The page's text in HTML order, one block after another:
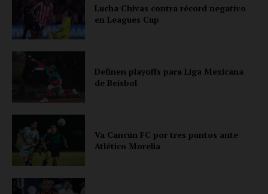
Información Propietaria / Financiación
Mi cuenta
Lucha Chivas contra récord negativo
en Leagues Cup
Definen playoffs para Liga Mexicana
de Beisbol
Va Cancún FC por tres puntos ante
Atlético Morelia